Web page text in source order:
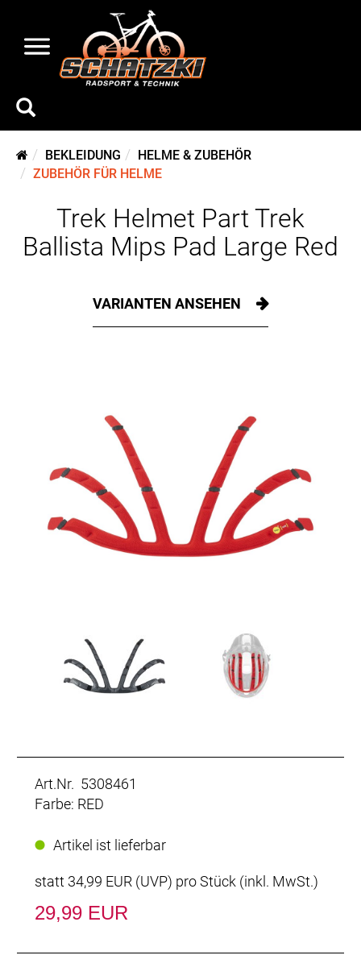
BEKLEIDUNG
HELME & ZUBEHÖR
ZUBEHÖR FÜR HELME
Trek Helmet Part Trek
Ballista Mips Pad Large Red
VARIANTEN ANSEHEN
Art.Nr. 5308461
Farbe: RED
Artikel ist lieferbar
statt 34,99 EUR (UVP) pro Stück (inkl. MwSt.)
29,99 EUR